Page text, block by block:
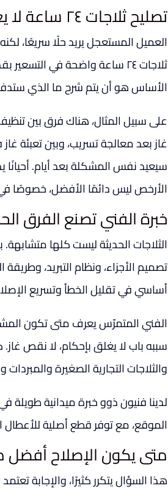
تصليح ثلاجات ٢٤ ساعة لا يعني سعرًا عشوائيًا
العميل المستعجل يريد حلًا سريعًا،
ثلاجات ٢٤ ساعة واضحة في
الأساس هو أن يتم شرح ما الذي
على سبيل المثال، هناك فرق بين
غاز بعد معالجة تسريب، وبين تعبئة
سيعيد نفس المشكلة بعد أيام.
الأرخص ليس دائمًا الأفضل، خصوصًا في
خبرة الفني تصنع الفرق
تصميم الأجزاء، ونظام التبريد،
أساسي في تقليل الخطأ وتسريع
الفني المتمرّس يعرف متى تكون
سببه باب لا يغلق بإحكام، لا نقص
والثلاجات التجارية الصغيرة
لدينا فنيون ذوو خبرة ميدانية
الموقع، مع توفر قطع أصلية للأعطال
متى يكون الإصلاح أفضل
هذا السؤال يتكرر كثيرًا، والإجابة